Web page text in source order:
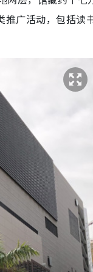
广活动，包括读